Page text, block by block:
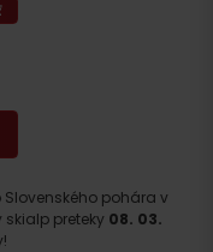
pohára v
preteky 08. 03.